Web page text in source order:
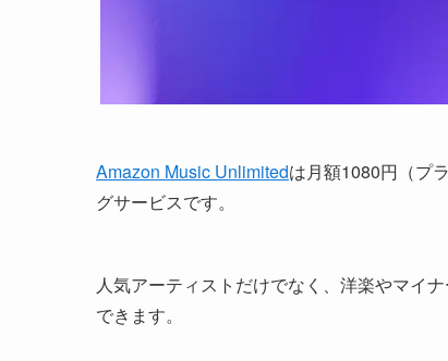
Amazon Music Unlimitedは月額1080円（プ
グサービスです。
人気アーティストだけでなく、洋楽やマイ
できます。